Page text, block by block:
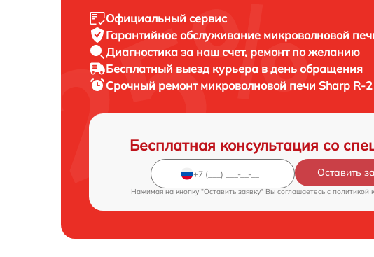
Официальный сервис
Гарантийное обслуживание микроволновой
Диагностика за наш счет, ремонт по желанию
Бесплатный выезд курьера в день обращения
Срочный ремонт микроволновой печи Sharp R-
Бесплатная консультация со
Оставить
Нажимая на кнопку "Оставить заявку" Вы соглашаетесь c политикой